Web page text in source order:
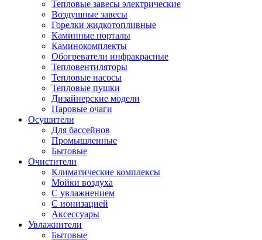
Тепловые завесы электрические
Воздушные завесы
Горелки жидкотопливные
Каминные порталы
Каминокомплекты
Обогреватели инфракрасные
Тепловентиляторы
Тепловые насосы
Тепловые пушки
Дизайнерские модели
Паровые очаги
Осушители
Для бассейнов
Промышленные
Бытовые
Очистители
Климатические комплексы
Мойки воздуха
С увлажнением
С ионизацией
Аксеcсуары
Увлажнители
Бытовые